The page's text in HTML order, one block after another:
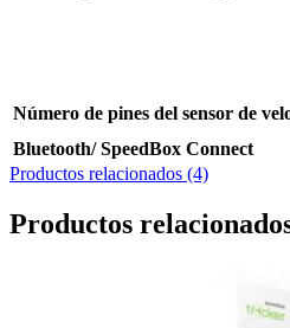
Número de pines del sensor de
Bluetooth/ SpeedBox Connect
Productos relacionados (4)
Productos